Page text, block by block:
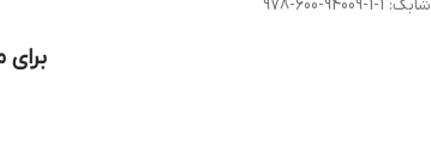
شابک: 1-1-94009-600-978